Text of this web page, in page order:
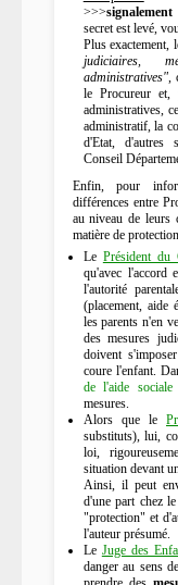
>>>signalement
secret est levé,
Plus exactement,
judiciaires,
administratives",
le Procureur et,
administratives,
administratif, la
d'Etat, d'autres
Conseil
Enfin, pour
différences entre
au niveau de leurs
matière de
Le Président du
qu'avec l'accord
l'autorité
(placement, aide
les parents n'en
des mesures
doivent
coure l'enfant.
de l'aide sociale
mesures.
Alors que le
substituts), lui,
loi,
situation devant
Ainsi, il peut
d'une part chez
"protection" et
l'auteur présumé.
Le Juge des
danger au sens